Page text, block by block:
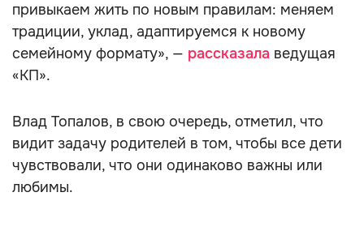
привыкаем жить по новым правилам: меняем
традиции, уклад, адаптируемся к новому
семейному формату», — рассказала ведущая
«КП».
Влад Топалов, в свою очередь, отметил, что
видит задачу родителей в том, чтобы все дети
чувствовали, что они одинаково важны или
любимы.